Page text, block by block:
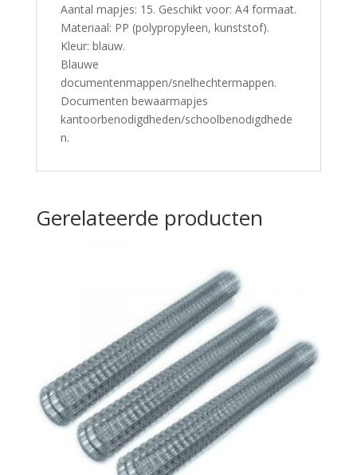
Aantal mapjes: 15. Geschikt voor: A4 formaat.
Materiaal: PP (polypropyleen, kunststof).
Kleur: blauw.
Blauwe
documentenmappen/snelhechtermappen.
Documenten bewaarmapjes
kantoorbenodigdheden/schoolbenodigdhede
n.
Gerelateerde producten